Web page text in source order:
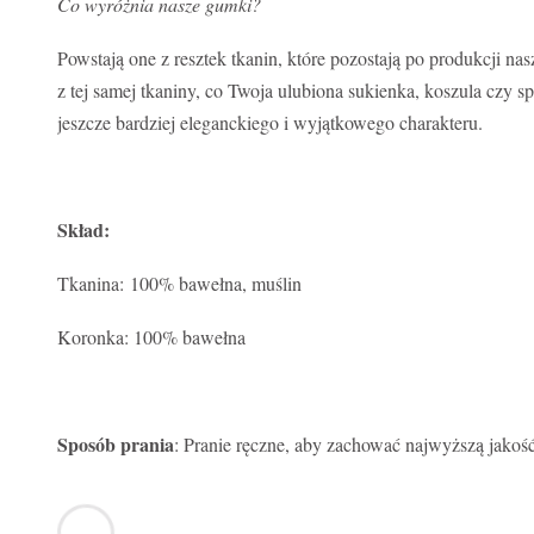
Powstają one z resztek tkanin, które pozostają po produkcji
z tej samej tkaniny, co Twoja ulubiona sukienka, koszula czy
jeszcze bardziej eleganckiego i wyjątkowego charakteru.
Skład:
Tkanina: 100% bawełna, muślin
Koronka: 100% bawełna
Sposób prania: Pranie ręczne, aby zachować najwyższą